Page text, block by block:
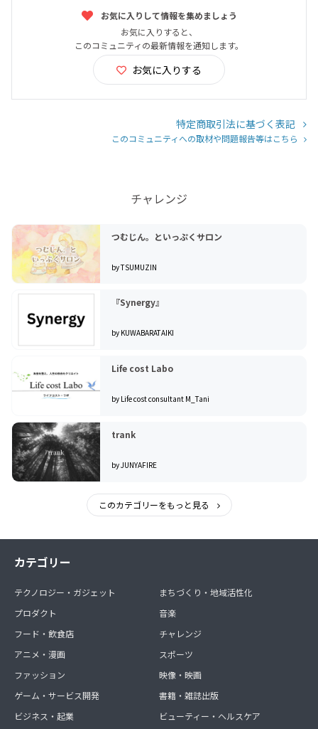
お気に入りして情報を集めましょう
お気に入りすると、
このコミュニティの最新情報を通知します。
お気に入りする
特定商取引法に基づく表記
このコミュニティへの取材や問題報告等はこちら
チャレンジ
つむじん。といっぷくサロン
by TSUMUZIN
『Synergy』
by KUWABARATAIKI
Life cost Labo
by Life cost consultant M_Tani
trank
by JUNYAFIRE
このカテゴリーをもっと見る
カテゴリー
テクノロジー・ガジェット
プロダクト
フード・飲食店
アニメ・漫画
ファッション
ゲーム・サービス開発
ビジネス・起業
まちづくり・地域活性化
音楽
チャレンジ
スポーツ
映像・映画
書籍・雑誌出版
ビューティー・ヘルスケア